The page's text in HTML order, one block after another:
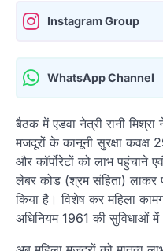
Instagram Group
WhatsApp Channel
बैठक में एडवा नेत्री रानी
मजदूरों के कानूनी सुरक्षा कवक्ष
और कॉर्पोरेटों को लाभ पहुंचाने
लेबर कोड (श्रम संहिता) लाकर
किया है। विशेष कर महिला
अधिनियम 1961 की सुविधाओं